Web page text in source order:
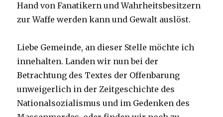
Hand von Fanatikern und Wahrheitsbesitzern
zur Waffe werden kann und Gewalt auslöst.
Liebe Gemeinde, an dieser Stelle möchte ich
innehalten. Landen wir nun bei der
Betrachtung des Textes der Offenbarung
unweigerlich in der Zeitgeschichte des
Nationalsozialismus und im Gedenken des